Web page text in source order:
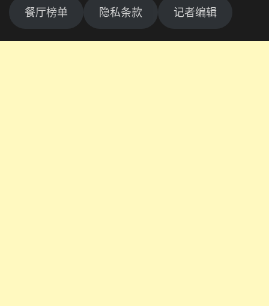
餐厅榜单 隐私条款 记者编辑